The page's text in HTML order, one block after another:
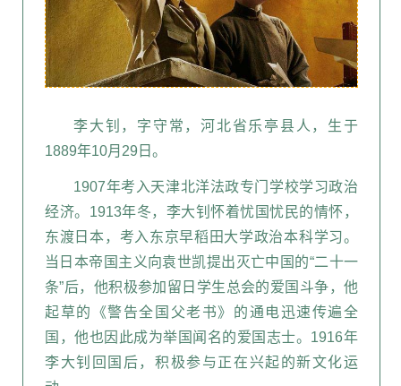
李大钊，字守常，河北省乐亭县人，生于
1889年10月29日。
1907年考入天津北洋法政专门学校学习政治
经济。1913年冬，李大钊怀着忧国忧民的情怀，
东渡日本，考入东京早稻田大学政治本科学习。
当日本帝国主义向袁世凯提出灭亡中国的“二十一
条”后，他积极参加留日学生总会的爱国斗争，他
起草的《警告全国父老书》的通电迅速传遍全
国，他也因此成为举国闻名的爱国志士。1916年
李大钊回国后，积极参与正在兴起的新文化运